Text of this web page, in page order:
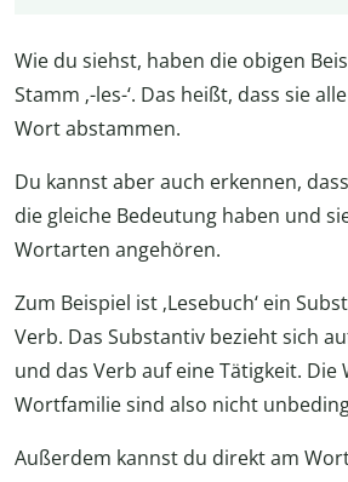
Wie du siehst, haben die obigen
Stamm ‚-les-‘. Das heißt, dass sie
Wort abstammen.
Du kannst aber auch erkennen,
die gleiche Bedeutung haben und
Wortarten angehören.
Zum Beispiel ist ‚Lesebuch‘ ein
Verb. Das Substantiv bezieht sich
und das Verb auf eine Tätigkeit.
Wortfamilie sind also nicht
Außerdem kannst du direkt am